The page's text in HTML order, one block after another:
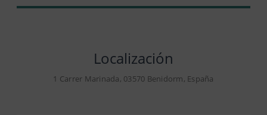
Localización
1 Carrer Marinada, 03570 Benidorm, España